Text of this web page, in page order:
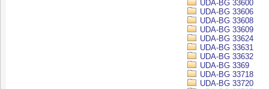
UDA-BG 33600
UDA-BG 33606
UDA-BG 33608
UDA-BG 33609
UDA-BG 33624
UDA-BG 33631
UDA-BG 33632
UDA-BG 3369
UDA-BG 33718
UDA-BG 33720